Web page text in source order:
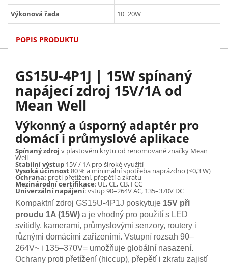
Výkonová řada 10~20W
POPIS PRODUKTU
GS15U-4P1J | 15W spínaný
napájecí zdroj 15V/1A od
Mean Well
Výkonný a úsporný adaptér pro
domácí i průmyslové aplikace
Spínaný zdroj v plastovém krytu od renomované značky Mean
Well
Stabilní výstup 15V / 1A pro široké využití
Vysoká účinnost80 % a minimální spotřeba naprázdno (<0,3 W)
Ochrana: proti přetížení, přepětí a zkratu
Mezinárodní certifikace: UL, CE, CB, FCC
Univerzální napájení: vstup 90–264V AC, 135–370V DC
Kompaktní zdroj GS15U-4P1J poskytuje 15V při
proudu 1A (15W) a je vhodný pro použití s LED
svítidly, kamerami, průmyslovými senzory, routery i
různými domácími zařízeními. Vstupní rozsah 90–
264V~ i 135–370V= umožňuje globální nasazení.
Ochrany proti přetížení (hiccup), přepětí i zkratu zajistí